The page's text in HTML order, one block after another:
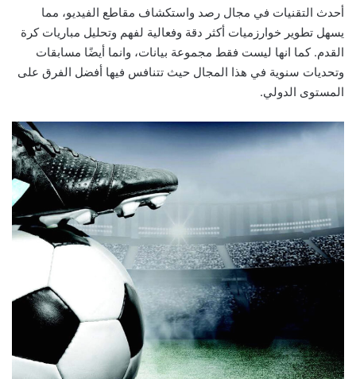
أحدث التقنيات في مجال رصد واستكشاف مقاطع الفيديو، مما
يسهل تطوير خوارزميات أكثر دقة وفعالية لفهم وتحليل مباريات كرة
القدم. كما انها ليست فقط مجموعة بيانات، وانما أيضًا مسابقات
وتحديات سنوية في هذا المجال حيث تتنافس فيها أفضل الفرق على
المستوى الدولي.